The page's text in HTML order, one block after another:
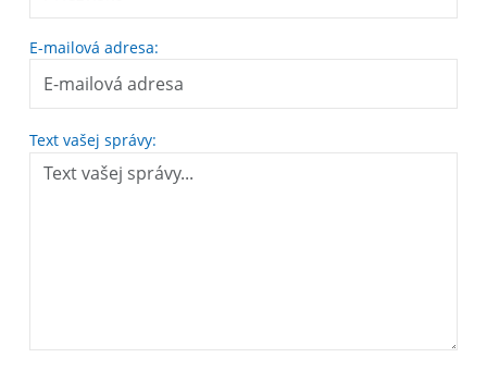
E-mailová adresa:
Text vašej správy: